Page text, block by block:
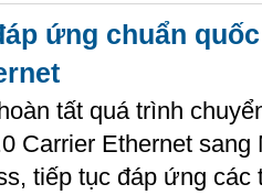
ứng chuẩn
tất quá trình
Carrier Ethernet sang
tiếp tục đáp ứng các